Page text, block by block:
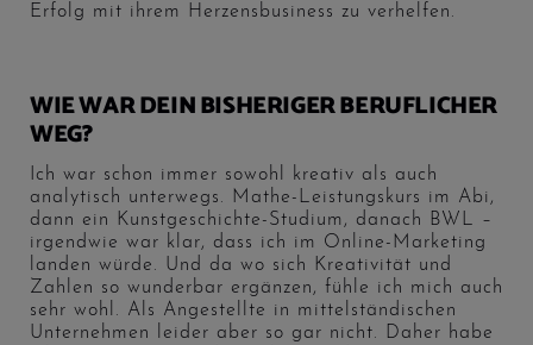
Erfolg mit ihrem Herzensbusiness zu verhelfen.
WIE WAR DEIN BISHERIGER BERUFLICHER
WEG?
Ich war schon immer sowohl kreativ als auch
analytisch unterwegs. Mathe-Leistungskurs im Abi,
dann ein Kunstgeschichte-Studium, danach BWL –
irgendwie war klar, dass ich im Online-Marketing
landen würde. Und da wo sich Kreativität und
Zahlen so wunderbar ergänzen, fühle ich mich auch
sehr wohl. Als Angestellte in mittelständischen
Unternehmen leider aber so gar nicht. Daher habe